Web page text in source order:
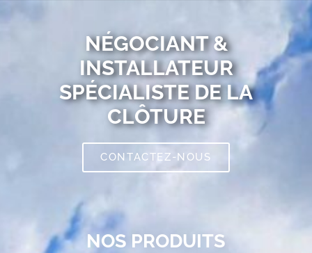
NÉGOCIANT &
INSTALLATEUR
SPÉCIALISTE DE LA
CLÔTURE
CONTACTEZ-NOUS
NOS PRODUITS